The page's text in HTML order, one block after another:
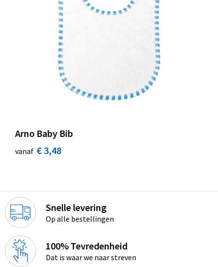
Arno Baby Bib
vanaf € 3,48
Snelle levering
Op alle bestellingen
100% Tevredenheid
Dat is waar we naar streven